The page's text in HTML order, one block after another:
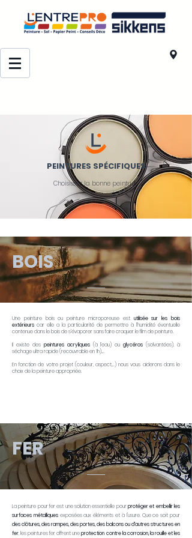
PEINTURES SPÉCIFIQUES
Choisissez la bonne peinture
BOIS
Une peinture bois ou peinture microporeuse est utilisée sur les bois
extérieurs car elle a la particularité de permettre à l’humidité éventuelle
contenue dans le bois de s’évaporer sans faire craquer le film de peinture.
Il existe des peintures acryliques(à l’eau) ouglycéros (solvantées), à
séchage ultra rapide (recouvrable en 1h),…
En fonction de votre projet (couleur, aspect,…) nous vous aiderons dans le
choix de la peinture appropriée.
FER
La peinture pour fer est une solution essentielle pourprotéger et embellir les
surfaces métalliquesexposées aux éléments et à l'usure. Que ce soit pour
des clôtures, des rampes, des portes, des balcons ou d'autres structures en
fer, les peintures fer offrent uneprotection contre la corrosion, la rouille et les